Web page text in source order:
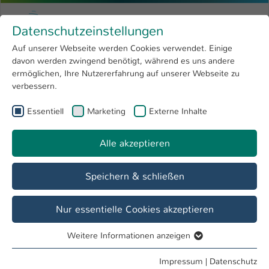
Menu
Forschung 4
Open submenu
Hochschule
International
Zum Hauptinhalt springen
Hochschule Kaiserslautern
Sie sind hier: Ausstattung/Dienstleistungen
AG Elektrotechnische Systeme der
Mechatronik
Übersicht Lehre Team Forschung
Elektro-Motorenprüfstandbis 5 kW:
Beim Prüfstand für Elektromotoren bis 5 kW ist der
zu vermessende Motor über eine Messewelle mit
Datenschutzeinstellungen
Auf unserer Webseite werden Cookies verwendet. Einige
davon werden zwingend benötigt, während es uns andere
ermöglichen, Ihre Nutzererfahrung auf unserer Webseite zu
verbessern.
Essentiell Marketing Externe Inhalte
Alle akzeptieren
Speichern & schließen
Nur essentielle Cookies akzeptieren
Essentielle Cookies werden für grundlegende Funktionen
Weitere Informationen anzeigen
Impressum | Datenschutz